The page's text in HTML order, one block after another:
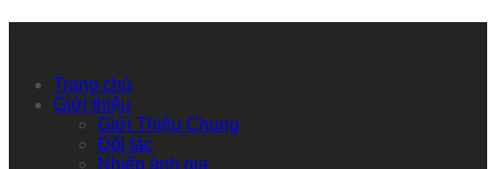
Trang chủ
Giới thiệu
Giới Thiệu Chung
Đối tác
Nhiếp ảnh gia